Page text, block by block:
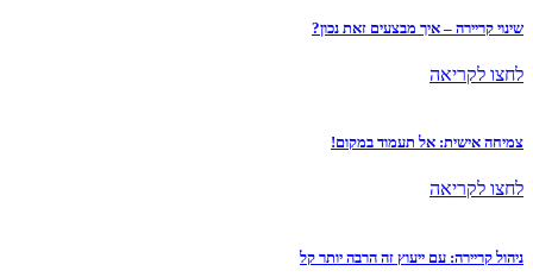
שינוי קריירה – איך מבצעים זאת נכון?
לחצו לקריאה
צמיחה אישית: אל תעמוד במקום!
לחצו לקריאה
ניהול קריירה: עם ייעוץ זה הרבה יותר קל